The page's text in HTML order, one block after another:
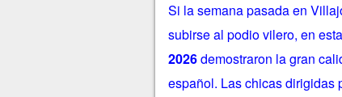
Si la semana pasada en
subirse al podio vilero, en
2026demostraron la gran
español. Las chicas dirigidas